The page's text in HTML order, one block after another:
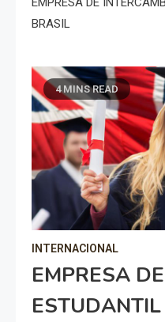
BRASIL
4 MINS READ
INTERNACIONAL
EMPRESA